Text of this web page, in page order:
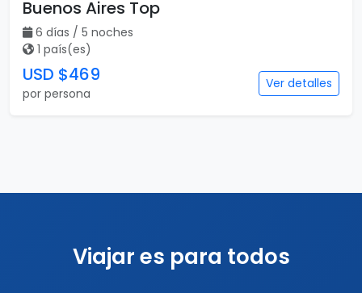
Buenos Aires Top
6 días / 5 noches
1 país(es)
USD $469
por persona
Ver detalles
Viajar es para todos